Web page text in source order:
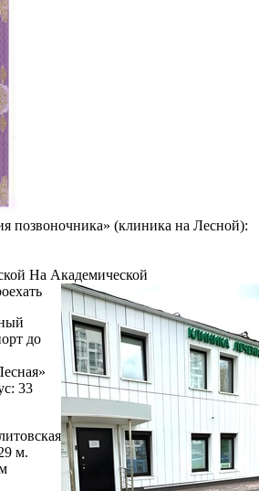
позвоночника» (клиника на Лесной):
На Академической
до
33
м.